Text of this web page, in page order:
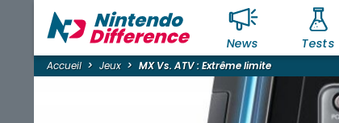
News Tests
Accueil Jeux MX Vs. ATV : Extrême limite